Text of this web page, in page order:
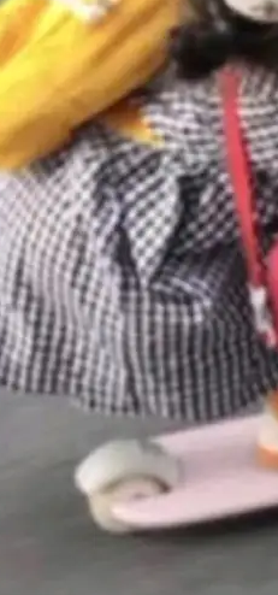
中实现了一
（Engine），
率。但随着 AI
团队级、组织
，对安全性、
。 首先是数据
研发场景，公
提升的需求。
安全要求较...
示人工智能在
、行业赋能、
方向。深信服
选！ 随着各行
力构成形态逐
变化：不只是
算力时代下，
利用，以及持
服AI算力网关
治理和成本治
都看得清、管
一、从现在开
时代的结
作者之一。
的作者之一。
学家。 Jeff D
宣布离职。 他
Ghema
Dean 二十多
的共同
心成员，Se
以及 Oriol Vin
：界面
索增强
能体，这一轮
件事一次补
是杭州无
能体——一位全
求、规划步
台，curl 一行
· GitHu
/ Linu
macOS / Linu
solon.noea
Coding
）
价值 在软件工
资产的主要载
万乃至数百万
可承载的上下
与代码历史的
接口契约、业
乃至数百个文
网络。传统的
录遍历）仅能
法工程
案件：北京一
己接的私活腾
门的全部核心
某科技公司AI
公司内部架构
KV ca
升 4
系列之一，但